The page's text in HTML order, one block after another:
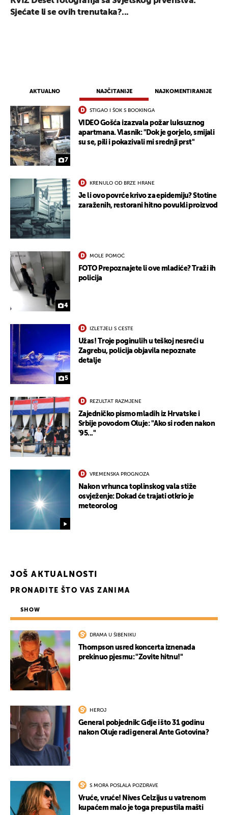
AKTUALNO NAJČITANIJE NAJKOMENTIRANIJE
7
STIGAO I ŠOK S BOOKINGA
VIDEO Gošća izazvala požar luksuznog
apartmana. Vlasnik: "Dok je gorjelo, smijali
su se, pili i pokazivali mi srednji prst"
KRENULO OD BRZE HRANE
Je li ovo povrće krivo za epidemiju? Stotine
zaraženih, restorani hitno povukli proizvod
4
MOLE POMOĆ
FOTO Prepoznajete li ove mladiće? Traži ih
policija
5
IZLETJELI S CESTE
Užas! Troje poginulih u teškoj nesreći u
Zagrebu, policija objavila nepoznate
detalje
REZULTAT RAZMJENE
Zajedničko pismo mladih iz Hrvatske i
Srbije povodom Oluje: "Ako si rođen nakon
'95..."
VREMENSKA PROGNOZA
Nakon vrhunca toplinskog vala stiže
osvježenje: Dokad će trajati otkrio je
meteorolog
JOŠ AKTUALNOSTI
Sjećate li se ovih trenutaka?...
PRONAĐITE ŠTO VAS ZANIMA
SHOW
DRAMA U ŠIBENIKU
Thompson usred koncerta iznenada
prekinuo pjesmu: "Zovite hitnu!"
HEROJ
General pobjednik: Gdje i što 31 godinu
nakon Oluje radi general Ante Gotovina?
S MORA POSLALA POZDRAVE
Vruće, vruće! Nives Celzijus u vatrenom
kupaćem malo je toga prepustila mašti